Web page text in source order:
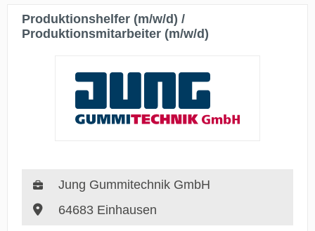
Produktionshelfer (m/w/d) /
Produktionsmitarbeiter (m/w/d)
Jung Gummitechnik GmbH
64683 Einhausen